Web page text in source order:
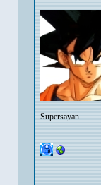
Supersayan